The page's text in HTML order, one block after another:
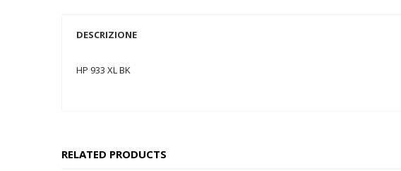
DESCRIZIONE
HP 933 XL BK
RELATED PRODUCTS